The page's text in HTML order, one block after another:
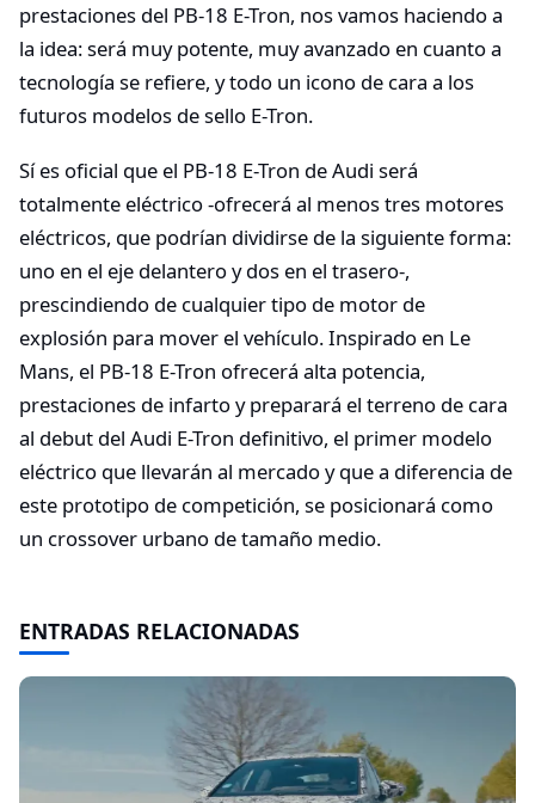
prestaciones del PB-18 E-Tron, nos vamos haciendo a
la idea: será muy potente, muy avanzado en cuanto a
tecnología se refiere, y todo un icono de cara a los
futuros modelos de sello E-Tron.
Sí es oficial que el PB-18 E-Tron de Audi será
totalmente eléctrico -ofrecerá al menos tres motores
eléctricos, que podrían dividirse de la siguiente forma:
uno en el eje delantero y dos en el trasero-,
prescindiendo de cualquier tipo de motor de
explosión para mover el vehículo. Inspirado en Le
Mans, el PB-18 E-Tron ofrecerá alta potencia,
prestaciones de infarto y preparará el terreno de cara
al debut del Audi E-Tron definitivo, el primer modelo
eléctrico que llevarán al mercado y que a diferencia de
este prototipo de competición, se posicionará como
un crossover urbano de tamaño medio.
ENTRADAS RELACIONADAS